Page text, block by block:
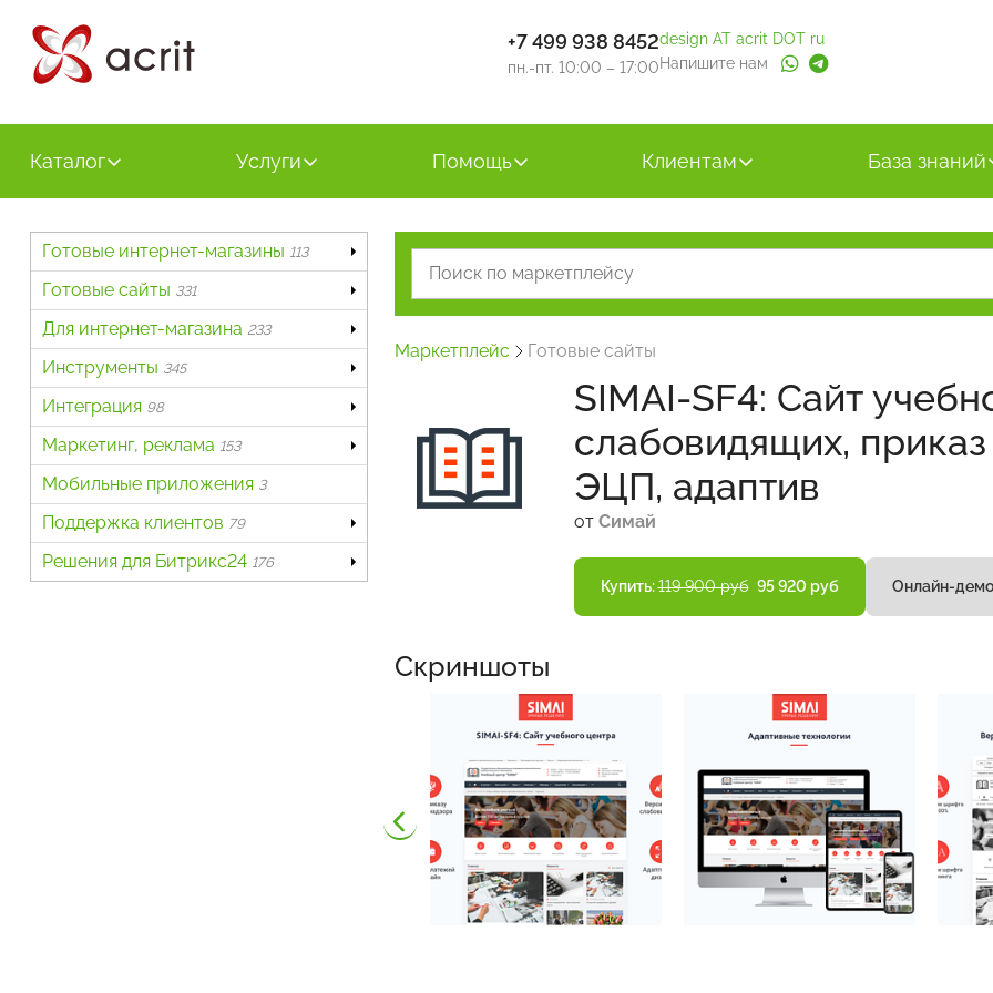
+7 499 938 8452
пн.-пт. 10:00 – 17:00
design AT acrit DOT ru
Напишите нам
Каталог Услуги Помощь Клиентам База знаний
Готовые интернет-магазины 113
Готовые сайты 331
Для интернет-магазина 233
Инструменты 345
Интеграция 98
Маркетинг, реклама 153
Мобильные приложения 3
Поддержка клиентов 79
Решения для Битрикс24 176
Маркетплейс Готовые сайты
SIMAI-SF4: Сайт
слабовидящих,
ЭЦП, адаптив
от Симай
Купить:119 900 руб 95 920 руб Онлайн-демо
Скриншоты